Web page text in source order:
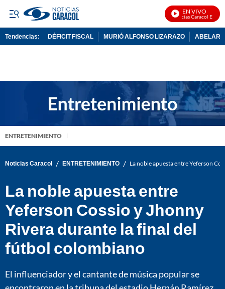
EN VIVO
Noticias Caracol En Vivo
Tendencias: DÉFICIT FISCAL MURIÓ ALFONSO LIZARAZO
ENTRETENIMIENTO
Noticias Caracol / ENTRETENIMIENTO / La noble apuesta entre Yeferson
La noble apuesta entre
Yeferson Cossio y Jhonny
Rivera durante la final del
fútbol colombiano
El influenciador y el cantante de música popular se